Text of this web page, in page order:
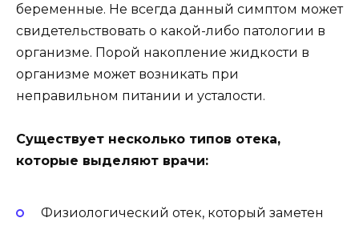
беременные. Не всегда данный симптом может
свидетельствовать о какой-либо патологии в
организме. Порой накопление жидкости в
организме может возникать при
неправильном питании и усталости.
Существует несколько типов отека,
которые выделяют врачи:
Физиологический отек, который заметен